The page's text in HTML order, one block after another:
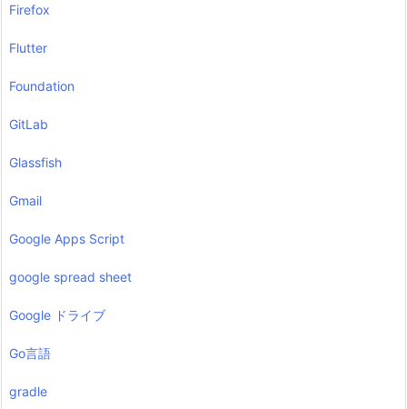
Firefox
Flutter
Foundation
GitLab
Glassfish
Gmail
Google Apps Script
google spread sheet
Google ドライブ
Go言語
gradle